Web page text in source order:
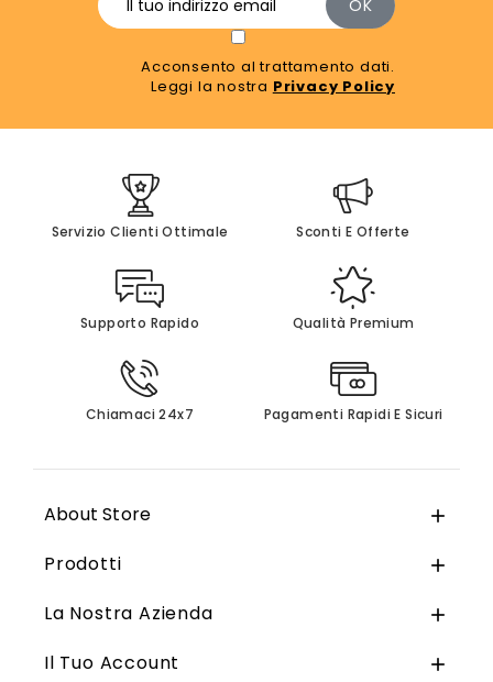
Acconsento al trattamento dati.
Leggi la nostra Privacy Policy
Servizio Clienti Ottimale Sconti E Offerte
Supporto Rapido Qualità Premium
Chiamaci 24x7 Pagamenti Rapidi E Sicuri
About Store 
Prodotti 
La Nostra Azienda 
Il Tuo Account 